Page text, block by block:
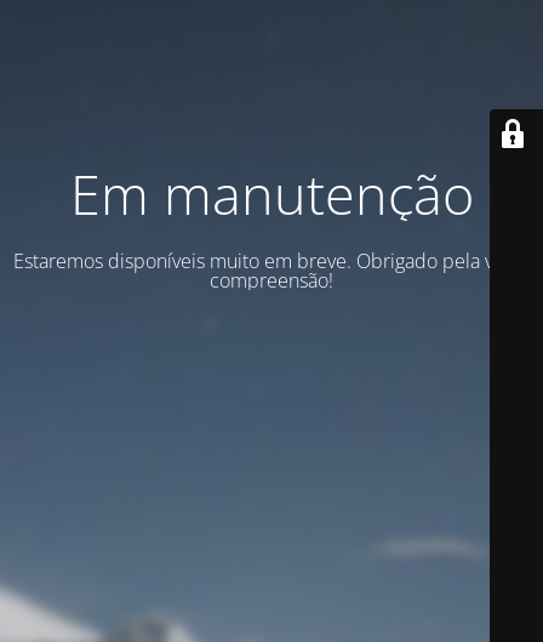
Em manutenção
Estaremos disponíveis muito em breve. Obrigado pela vossa
compreensão!